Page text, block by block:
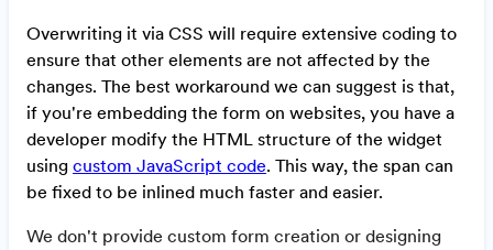
Overwriting it via CSS will require extensive coding to
ensure that other elements are not affected by the
changes. The best workaround we can suggest is that,
if you're embedding the form on websites, you have a
developer modify the HTML structure of the widget
using custom JavaScript code. This way, the span can
be fixed to be inlined much faster and easier.
We don't provide custom form creation or designing